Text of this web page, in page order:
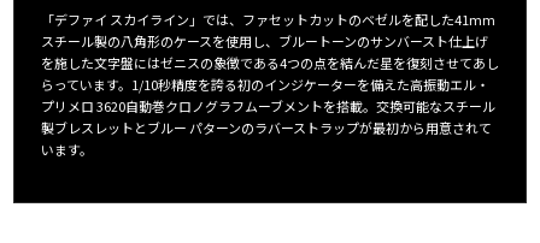
「デファイ スカイライン」では、ファセットカットのベゼルを配した41mm
スチール製の八角形のケースを使用し、ブルートーンのサンバースト仕上げ
を施した文字盤にはゼニスの象徴である4つの点を結んだ星を復刻させてあし
らっています。1/10秒精度を誇る初のインジケーターを備えた高振動エル・
プリメロ 3620自動巻クロノグラフムーブメントを搭載。交換可能なスチール
製ブレスレットとブルー パターンのラバーストラップが最初から用意されて
います。